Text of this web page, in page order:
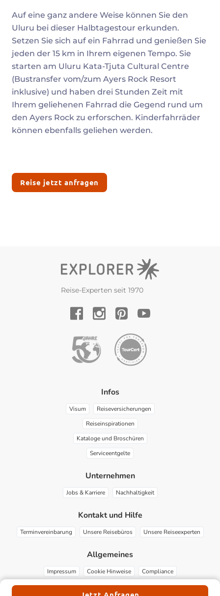
Beschreibung
Auf eine ganz andere Weise können Sie den
Uluru bei dieser Halbtagestour erkunden.
Setzen Sie sich auf ein Fahrrad und genießen Sie
jeden der 15 km in Ihrem eigenen Tempo. Sie
starten am Uluru Kata-Tjuta Cultural Centre
(Bustransfer vom/zum Ayers Rock Resort
inklusive) und haben drei Stunden Zeit mit
Ihrem geliehenen Fahrrad die Gegend rund um
den Ayers Rock zu erforschen. Kinderfahrräder
können ebenfalls geliehen werden.
Reise jetzt anfragen
Reise-Experten seit 1970
Infos
Visum
Reiseversicherungen
Reiseinspirationen
Kataloge und Broschüren
Serviceentgelte
Unternehmen
Jobs & Karriere Nachhaltigkeit
Kontakt und Hilfe
Terminvereinbarung Unsere Reisebüros Unsere Reiseexperten
Allgemeines
Impressum Cookie Hinweise Compliance